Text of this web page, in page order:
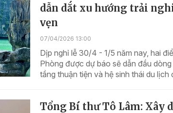
dẫn dắt xu hướng trải
vẹn
07/04/2026 13:00
Dịp nghỉ lễ 30/4 - 1/5 năm nay, hai
Phòng được dự báo sẽ dẫn đầu
tầng thuận tiện và hệ sinh thái du lịch
Tổng Bí thư Tô Lâm: Xây